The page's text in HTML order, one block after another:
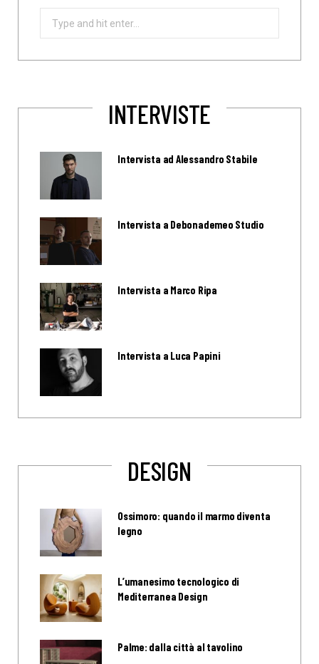
INTERVISTE
Intervista ad Alessandro Stabile
Intervista a Debonademeo Studio
Intervista a Marco Ripa
Intervista a Luca Papini
DESIGN
Ossimoro: quando il marmo diventa
legno
L’umanesimo tecnologico di
Mediterranea Design
Palme: dalla città al tavolino